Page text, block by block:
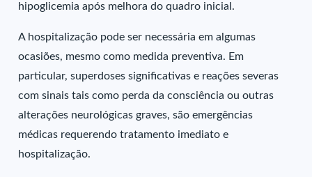
hipoglicemia após melhora do quadro inicial.
A hospitalização pode ser necessária em algumas
ocasiões, mesmo como medida preventiva. Em
particular, superdoses significativas e reações severas
com sinais tais como perda da consciência ou outras
alterações neurológicas graves, são emergências
médicas requerendo tratamento imediato e
hospitalização.